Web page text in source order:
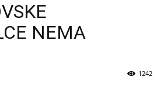
NEMA
1242